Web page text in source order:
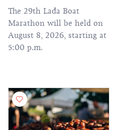
The 29th Lađa Boat
Marathon will be held on
August 8, 2026, starting at
5:00 p.m.